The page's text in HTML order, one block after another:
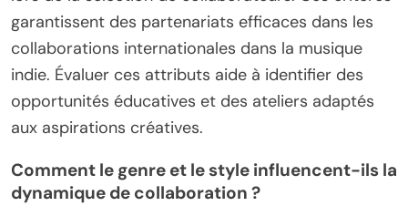
garantissent des partenariats efficaces dans les
collaborations internationales dans la musique
indie. Évaluer ces attributs aide à identifier des
opportunités éducatives et des ateliers adaptés
aux aspirations créatives.
Comment le genre et le style influencent-ils la
dynamique de collaboration ?